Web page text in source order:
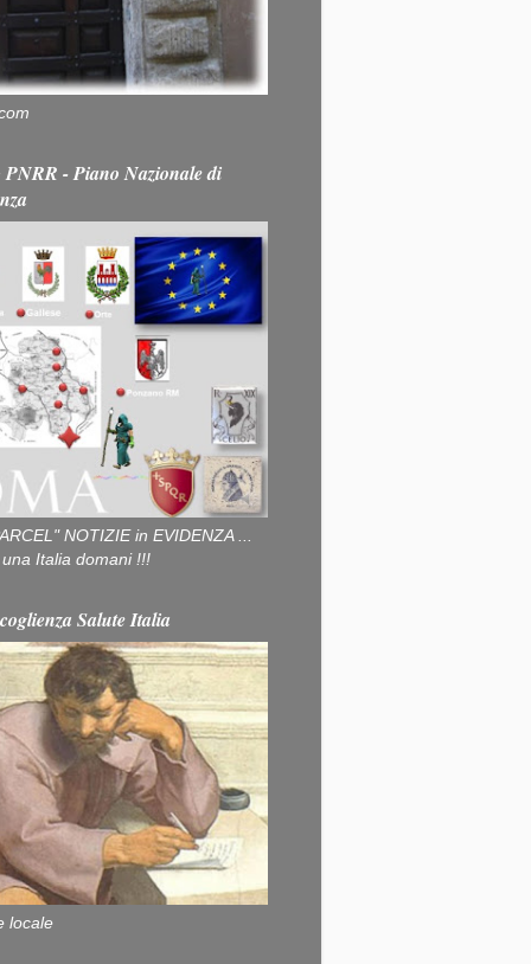
- Piano Nazionale di
NOTIZIE in EVIDENZA ...
Italia domani !!!
Salute Italia
locale